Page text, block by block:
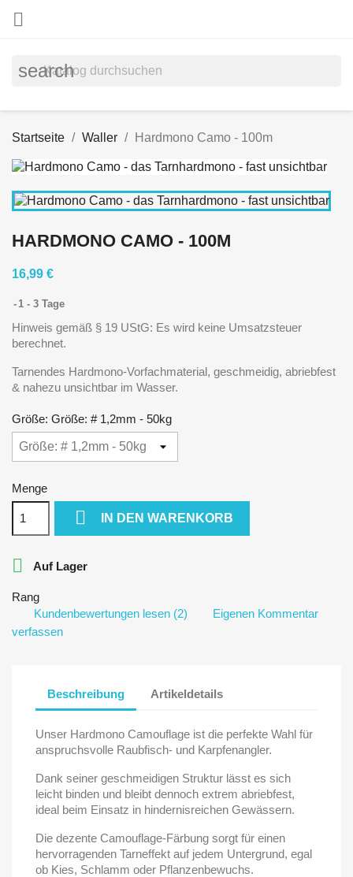

search
Startseite Waller Hardmono Camo - 100m
HARDMONO CAMO - 100M
16,99 €
1 - 3 Tage
Hinweis gemäß § 19 UStG: Es wird keine Umsatzsteuer
berechnet.
Tarnendes Hardmono-Vorfachmaterial, geschmeidig, abriebfest
& nahezu unsichtbar im Wasser.
Größe: Größe: # 1,2mm - 50kg
Menge
 IN DEN WARENKORB
 Auf Lager
Rang
Kundenbewertungen lesen (2)
Eigenen Kommentar
verfassen
Beschreibung Artikeldetails
Unser Hardmono Camouflage ist die perfekte Wahl für
anspruchsvolle Raubfisch- und Karpfenangler.
Dank seiner geschmeidigen Struktur lässt es sich
leicht binden und bleibt dennoch extrem abriebfest,
ideal beim Einsatz in hindernisreichen Gewässern.
Die dezente Camouflage-Färbung sorgt für einen
hervorragenden Tarneffekt auf jedem Untergrund, egal
ob Kies, Schlamm oder Pflanzenbewuchs.